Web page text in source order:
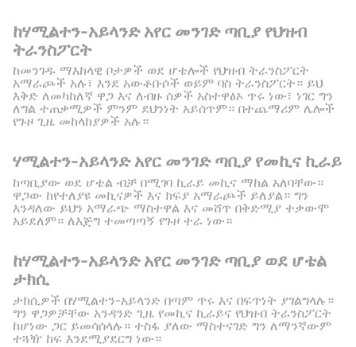
ከሃሚልተን-አይላንድ አየር መንገድ ጣቢያ የህዝብ
ትራንስፖርት
ከመንገዱ ማእከላዊ ቦታዎች ወደ ሆቴሎች የህዝብ ትራንስፖርት
አማራጮች አሉ፣ እንደ አውቶቡሶች ወይም ባስ ትራንስፖርት። ይህ
እቅድ ለመካከለኛ ዋጋ እና ለብዙ ሰዎች አስተዋፅኦ ጥሩ ነው፣ ነገር ግን
ለግል ተጠቃሚዎች ምንም ደህንነት አይሰጥም። በተጨማሪም ሌሎች
የጉዞ ጊዜ መከላከያዎች አሉ።
ሃሚልተን-አይላንድ አየር መንገድ ጣቢያ የመኪና ኪራይ
ከጣቢያው ወደ ሆቴል ብቻ በሚገባ ኪራይ መኪና ማከል አለባቸው።
ዋጋው ከየተለያዩ መኪናዎች እና ክፍያ አማራጮች ይለያል። ግን
እንዳለው ይህን አማራጭ ማስተዋል እና መሸጥ በቅድሚያ ተቃውሞ
አይደለም። ለእጅግ ተመጣጣኝ የጉዞ ተራ ነው።
ከሃሚልተን-አይላንድ አየር መንገድ ጣቢያ ወደ ሆቴል
ታክሲ
ታክሲዎች በሃሚልተን-አይላንድ በጣም ጥሩ እና በፍጥነት ያገልግላሉ።
ግን ዋጋዎቻቸው አንዳንድ ጊዜ የመኪና ኪራይና የህዝብ ትራንስፖርት
ከሆነው ጋር ይመሳሰላሉ። ተስፋ ያለው ማስተናገድ ግን ለማንኛውም
ተጓዥ ከፍ እንደሚያደርግ ነው።